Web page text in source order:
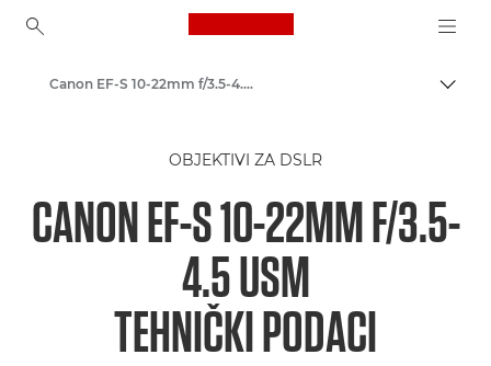
Canon Logo, back to
Objektivi za fotoaparate tvrtke Canon
Canon EF-S 10-22mm f/3.5-4.5 USM - Lenses - Camera & Photo lenses
OBJEKTIVI ZA DSLR
CANON EF-S 10-22MM F/3.5-
4.5 USM
TEHNIČKI PODACI